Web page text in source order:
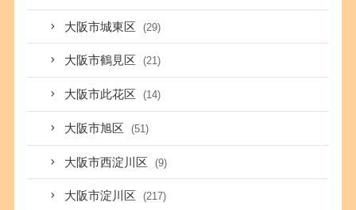
大阪市城東区 (29)
大阪市鶴見区 (21)
大阪市此花区 (14)
大阪市旭区 (51)
大阪市西淀川区 (9)
大阪市淀川区 (217)